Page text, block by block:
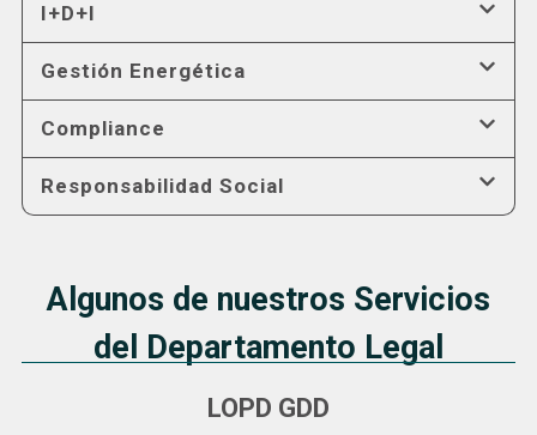
I+D+I
Gestión Energética
Compliance
Responsabilidad Social
Algunos de nuestros Servicios
del Departamento Legal
LOPD GDD